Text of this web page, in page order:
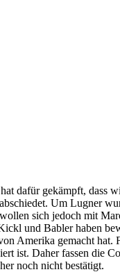
dafür gekämpft, dass
Um Lugner
sich jedoch mit
und Babler haben
Amerika gemacht hat.
ist. Daher fassen die
noch nicht bestätigt.